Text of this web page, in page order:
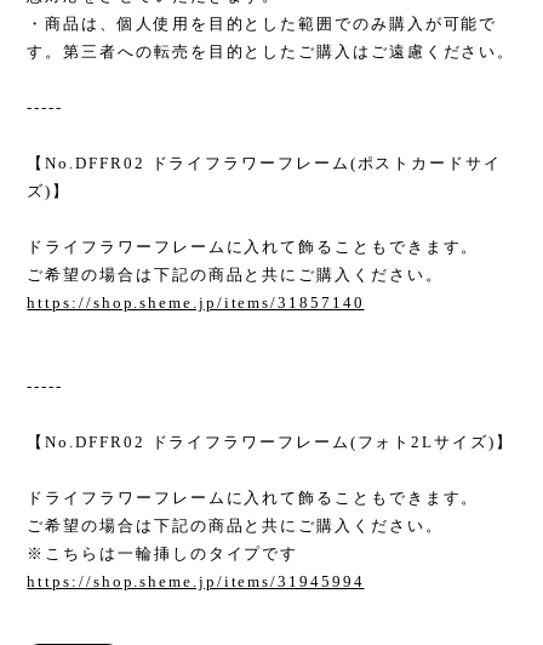
・商品は、個人使用を目的とした範囲でのみ購入が可能で
す。第三者への転売を目的としたご購入はご遠慮ください。
-----
【No.DFFR02 ドライフラワーフレーム(ポストカードサイ
ズ)】
ドライフラワーフレームに入れて飾ることもできます。
ご希望の場合は下記の商品と共にご購入ください。
https://shop.sheme.jp/items/31857140
-----
【No.DFFR02 ドライフラワーフレーム(フォト2Lサイズ)】
ドライフラワーフレームに入れて飾ることもできます。
ご希望の場合は下記の商品と共にご購入ください。
※こちらは一輪挿しのタイプです
https://shop.sheme.jp/items/31945994